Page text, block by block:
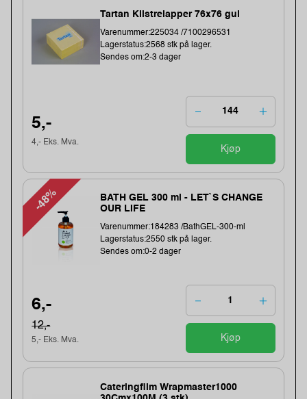
Tartan Klistrelapper 76x76 gul
Varenummer:225034 /7100296531
Lagerstatus:2568 stk på lager.
Sendes om:2-3 dager
5,-
4,- Eks. Mva.
Kjøp
-48%
BATH GEL 300 ml - LET`S CHANGE
OUR LIFE
Varenummer:184283 /BathGEL-300-ml
Lagerstatus:2550 stk på lager.
Sendes om:0-2 dager
6,-
12,-
5,- Eks. Mva. Kjøp
Cateringfilm Wrapmaster1000